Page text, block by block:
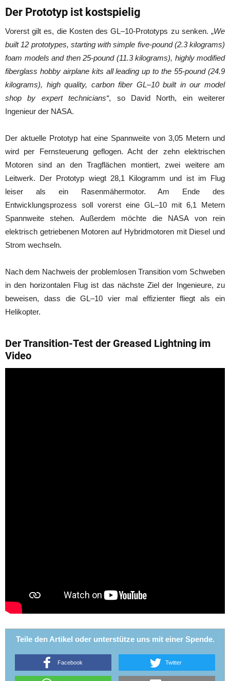
Der Prototyp ist kostspielig
Vorerst gilt es, die Kosten des GL–10-Prototyps zu senken. „We
built 12 prototypes, starting with simple five-pound (2.3 kilograms)
foam models and then 25-pound (11.3 kilograms), highly modified
fiberglass hobby airplane kits all leading up to the 55-pound (24.9
kilograms), high quality, carbon fiber GL–10 built in our model
shop by expert technicians“, so David North, ein weiterer
Ingenieur der NASA.
Der aktuelle Prototyp hat eine Spannweite von 3,05 Metern und
wird per Fernsteuerung geflogen. Acht der zehn elektrischen
Motoren sind an den Tragflächen montiert, zwei weitere am
Leitwerk. Der Prototyp wiegt 28,1 Kilogramm und ist im Flug
leiser als ein Rasenmähermotor. Am Ende des
Entwicklungsprozess soll vorerst eine GL–10 mit 6,1 Metern
Spannweite stehen. Außerdem möchte die NASA von rein
elektrisch getriebenen Motoren auf Hybridmotoren mit Diesel und
Strom wechseln.
Nach dem Nachweis der problemlosen Transition vom Schweben
in den horizontalen Flug ist das nächste Ziel der Ingenieure, zu
beweisen, dass die GL–10 vier mal effizienter fliegt als ein
Helikopter.
Der Transition-Test der Greased Lightning im
Video
Teile den Artikel oder unterstütze uns mit einer Spende.
Facebook Twitter